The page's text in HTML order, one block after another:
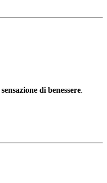
sensazione di benessere.